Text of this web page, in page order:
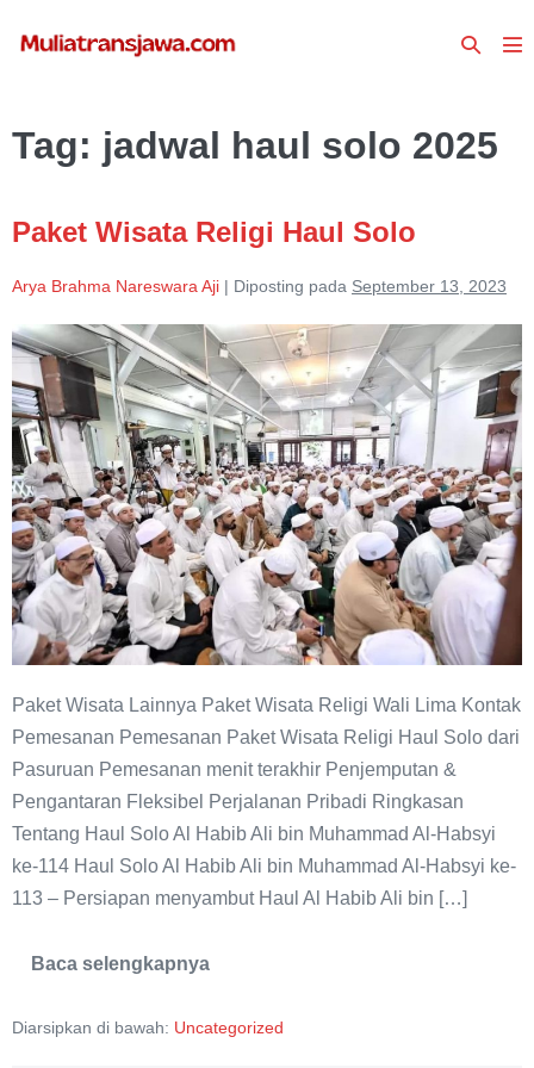
Toggle
Tag: jadwal haul solo 2025
Paket Wisata Religi Haul Solo
Arya Brahma Nareswara Aji | Diposting pada September 13, 2023
Paket
Wisata
Religi
Haul
Solo
Paket Wisata Lainnya Paket Wisata Religi Wali Lima Kontak
Pemesanan Pemesanan Paket Wisata Religi Haul Solo dari
Pasuruan Pemesanan menit terakhir Penjemputan &
Pengantaran Fleksibel Perjalanan Pribadi Ringkasan
Tentang Haul Solo Al Habib Ali bin Muhammad Al-Habsyi
ke-114 Haul Solo Al Habib Ali bin Muhammad Al-Habsyi ke-
113 – Persiapan menyambut Haul Al Habib Ali bin […]
Baca selengkapnya
Paket
Haul
Diarsipkan di bawah: Uncategorized